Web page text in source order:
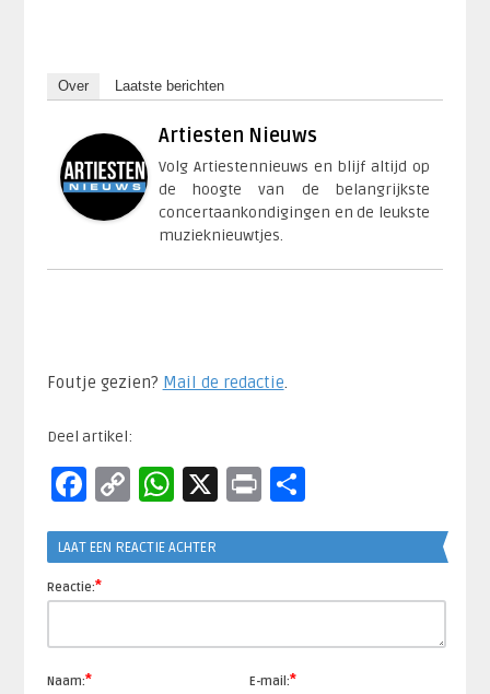
Over Laatste berichten
Artiesten Nieuws
Volg Artiestennieuws en blijf altijd op
de hoogte van de belangrijkste
concertaankondigingen en de leukste
muzieknieuwtjes.
Foutje gezien? Mail de redactie.​
Deel artikel:
Facebook
CopyWhatsApp
X PrintDelen
LAAT EEN REACTIE ACHTER
Reactie:*
Naam:* E-mail:*